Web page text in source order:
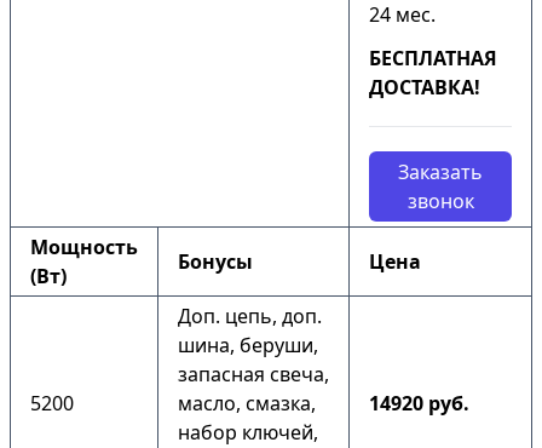
24 мес.
БЕСПЛАТНАЯ
ДОСТАВКА!
Заказать
звонок
Мощность
(Вт)
Бонусы Цена
5200
Доп. цепь, доп.
шина, беруши,
запасная свеча,
масло, смазка,
набор ключей,
14920 руб.